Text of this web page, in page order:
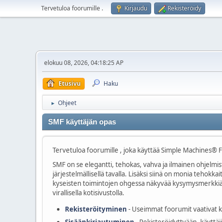
Tervetuloa foorumille . Kirjaudu Rekisteröidy
elokuu 08, 2026, 04:18:25 AP
Etusivu Haku
► Ohjeet
SMF käyttäjän opas
Tervetuloa foorumille , joka käyttää Simple Machines®
SMF on se elegantti, tehokas, vahva ja ilmainen
järjestelmällisellä tavalla. Lisäksi siinä on monia
kyseisten toimintojen ohgessa näkyvää
virallisella kotisivustolla.
Rekisteröityminen - Useimmat foorumit vaativat